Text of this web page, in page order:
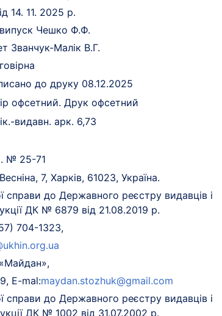
14. 11. 2025 р.
випуск Чешко Ф.Ф.
Званчук-Малік В.Г.
до друку 08.12.2025
офсетний. Друк офсетний
видавн. арк. 6,73
№ 25-71
7, Харків, 61023, Україна.
справи до Державного реєстру видавців і
ДК № 6879 від 21.08.2019 р.
704-1323,
E-mal:maydan.stozhuk@gmail.com
справи до Державного реєстру видавців і
ДК № 1002 від 31.07.2002 р.